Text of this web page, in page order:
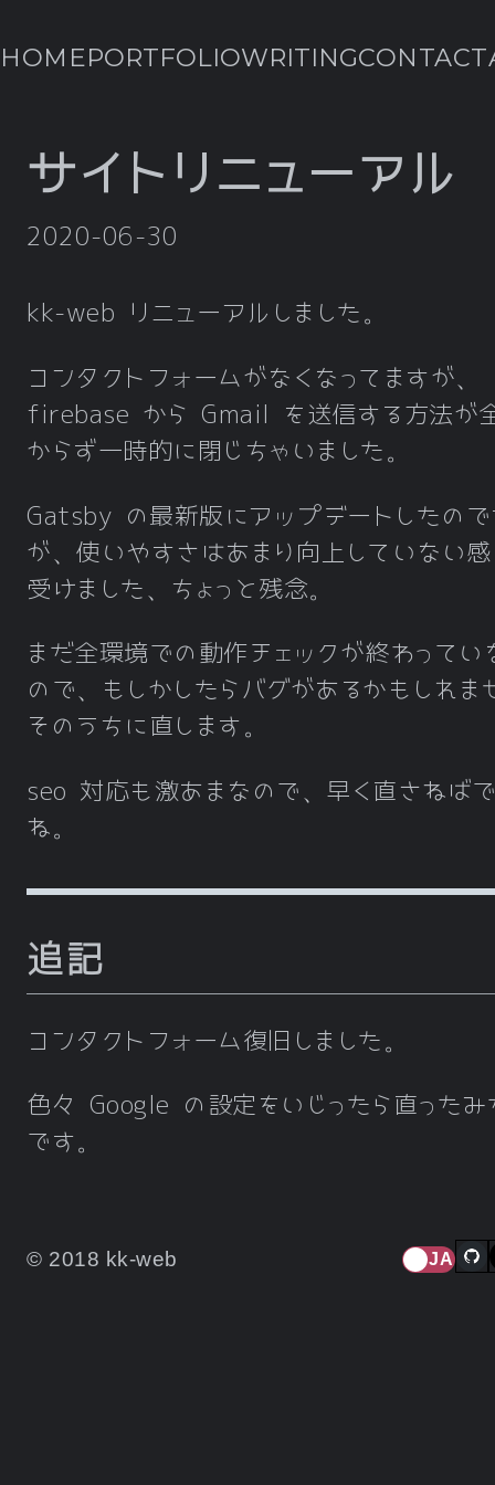
HOMEPORTFOLIOWRITINGCONTACT
サイトリニューアル
2020-06-30
kk-web リニューアルしました。
コンタクトフォームがなくなってますが、
firebase から Gmail を送信する方法が
からず一時的に閉じちゃいました。
Gatsby の最新版にアップデートしたので
が、使いやすさはあまり向上していない感
受けました、ちょっと残念。
まだ全環境での動作チェックが終わってい
ので、もしかしたらバグがあるかもしれま
そのうちに直します。
seo 対応も激あまなので、早く直さねば
ね。
追記
コンタクトフォーム復旧しました。
色々 Google の設定をいじったら直ったみ
です。
© 2018 kk-web JA